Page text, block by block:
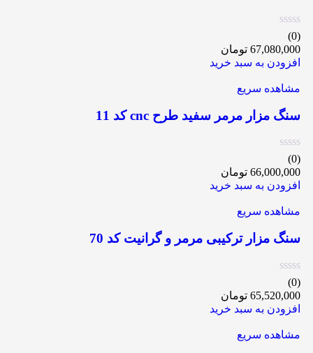
(0)
67,080,000 تومان
افزودن به سبد خرید
مشاهده سریع
سنگ مزار مرمر سفید طرح cnc کد 11
(0)
66,000,000 تومان
افزودن به سبد خرید
مشاهده سریع
سنگ مزار ترکیبی مرمر و گرانیت کد 70
(0)
65,520,000 تومان
افزودن به سبد خرید
مشاهده سریع